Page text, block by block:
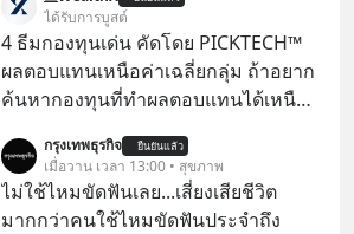
รายจ่ายประจำปี 2568 ซึ่งมากที่สุดเป็น
อันดับ 2 รองจากกระทรวงการคลัง
ได้รับการบูสต์
4 ธีมกองทุนเด่น คัดโดย PICKTECH™
ผลตอบแทนเหนือค่าเฉลี่ยกลุ่ม ถ้าอยาก
ค้นหากองทุนที่ทำผลตอบแทนได้เหนือ
ค้นหาข้อมูลและวิเคราะห์เองให้เสีย
เวลา แค่ใช้ PICKTECH™ บนแอป
WealthX ช่วยคัดกองทุนเด่นให้ได้
กรุงเทพธุรกิจ ยืนยันแล้ว
เมื่อวาน เวลา 13:00 • สุขภาพ
ไม่ใช้ไหมขัดฟันเลย...เสี่ยงเสียชีวิต
มากกว่าคนใช้ไหมขัดฟันประจำถึง